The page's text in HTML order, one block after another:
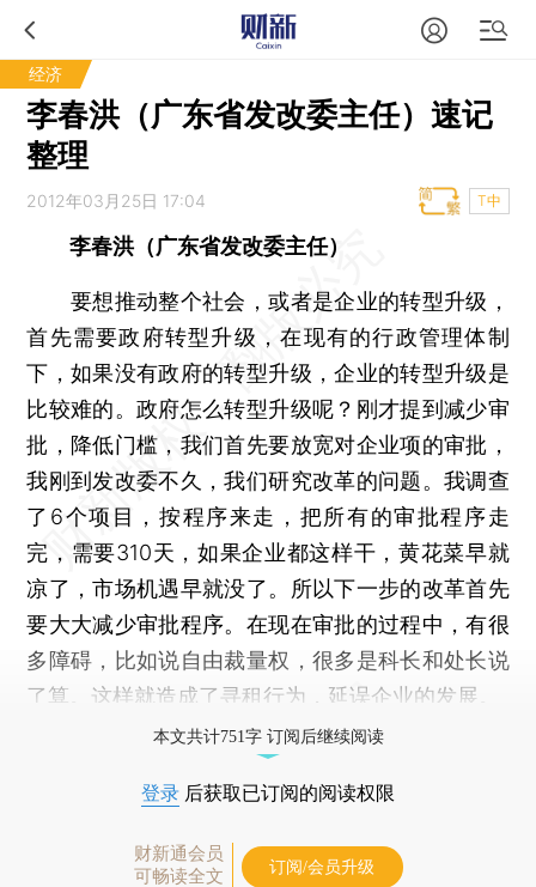
经济
李春洪（广东省发改委主任）速记
整理
2012年03月25日 17:04 T中
李春洪（广东省发改委主任）
要想推动整个社会，或者是企业的转型升级，
首先需要政府转型升级，在现有的行政管理体制
下，如果没有政府的转型升级，企业的转型升级是
比较难的。政府怎么转型升级呢？刚才提到减少审
批，降低门槛，我们首先要放宽对企业项的审批，
我刚到发改委不久，我们研究改革的问题。我调查
了6个项目，按程序来走，把所有的审批程序走
完，需要310天，如果企业都这样干，黄花菜早就
凉了，市场机遇早就没了。所以下一步的改革首先
要大大减少审批程序。在现在审批的过程中，有很
多障碍，比如说自由裁量权，很多是科长和处长说
了算。这样就造成了寻租行为，延误企业的发展。
本文共计751字 订阅后继续阅读
登录 后获取已订阅的阅读权限
财新通会员
可畅读全文
订阅/会员升级